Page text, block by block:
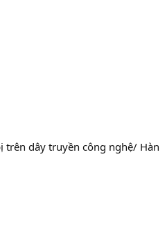
dây truyền công nghệ/ Hàn